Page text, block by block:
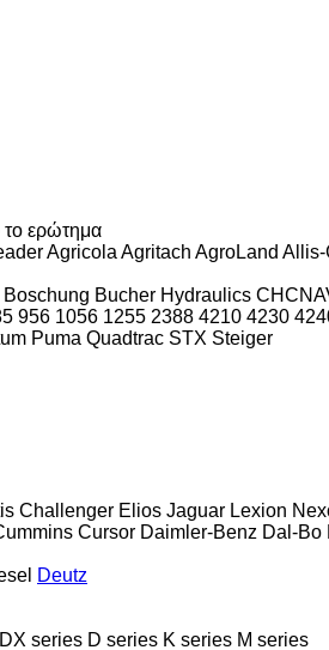
το ερώτημα
Agricola Agritach AgroLand Allis-
Boschung Bucher Hydraulics
956 1056 1255 2388 4210 4230
Puma Quadtrac STX Steiger
Challenger Elios Jaguar Lexion
Cursor Daimler-Benz Dal-Bo
Deutz
DX series D series K series M series